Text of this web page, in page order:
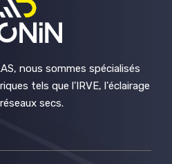
nous sommes spécialisés
tels que l'IRVE, l'éclairage
secs.